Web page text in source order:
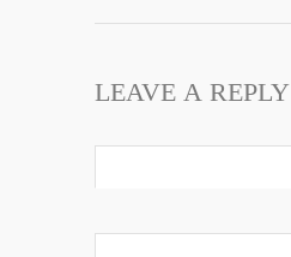
LEAVE A REPLY